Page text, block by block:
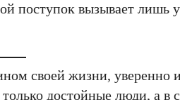
поступок вызывает лишь
своей жизни,
достойные люди, а в